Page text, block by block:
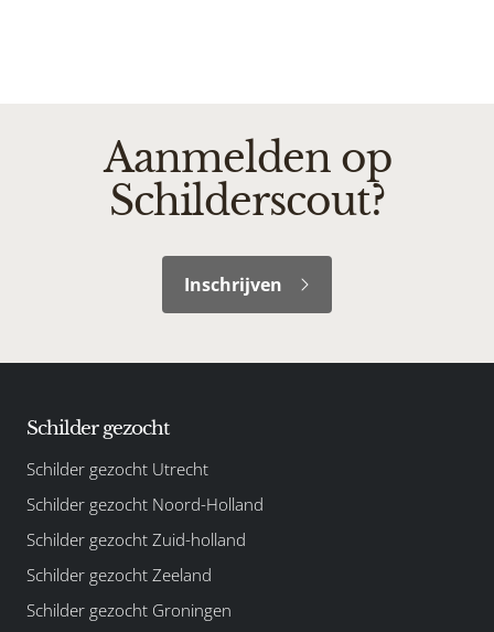
Aanmelden op
Schilderscout?
Inschrijven
Schilder gezocht
Schilder gezocht Utrecht
Schilder gezocht Noord-Holland
Schilder gezocht Zuid-holland
Schilder gezocht Zeeland
Schilder gezocht Groningen